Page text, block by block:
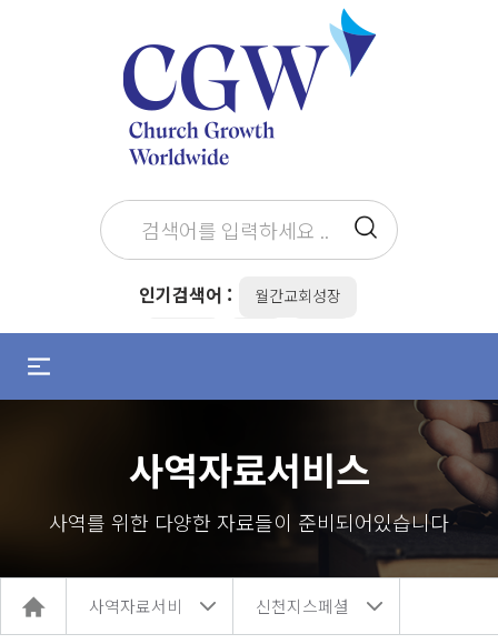
인기검색어 :
월간교회성장
최병락
the
전도
메
기
사역자료서비스
사역를 위한 다양한 자료들이 준비되어있습니다
홈
로
사역자료서비 신천지스페셜